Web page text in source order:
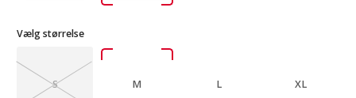
Vælg størrelse
S M L XL